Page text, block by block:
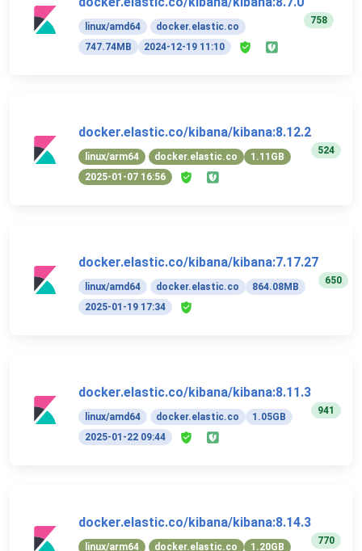
linux/amd64
docker.elastic.co
747.74MB
2024-12-19 11:10
758
docker.elastic.co/kibana/kibana:8.12.2
linux/arm64 docker.elastic.co
1.11GB
2025-01-07 16:56
524
docker.elastic.co/kibana/kibana:7.17.27
linux/amd64 docker.elastic.co
864.08MB
2025-01-19 17:34
650
docker.elastic.co/kibana/kibana:8.11.3
linux/amd64 docker.elastic.co
1.05GB
2025-01-22 09:44
941
docker.elastic.co/kibana/kibana:8.14.3
linux/arm64 docker.elastic.co
1.20GB
770